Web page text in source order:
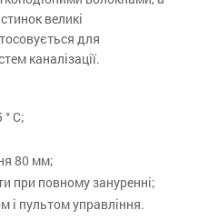
великі
для
каналізації.
° С;
80 мм;
при повному зануренні;
і пультом управління.